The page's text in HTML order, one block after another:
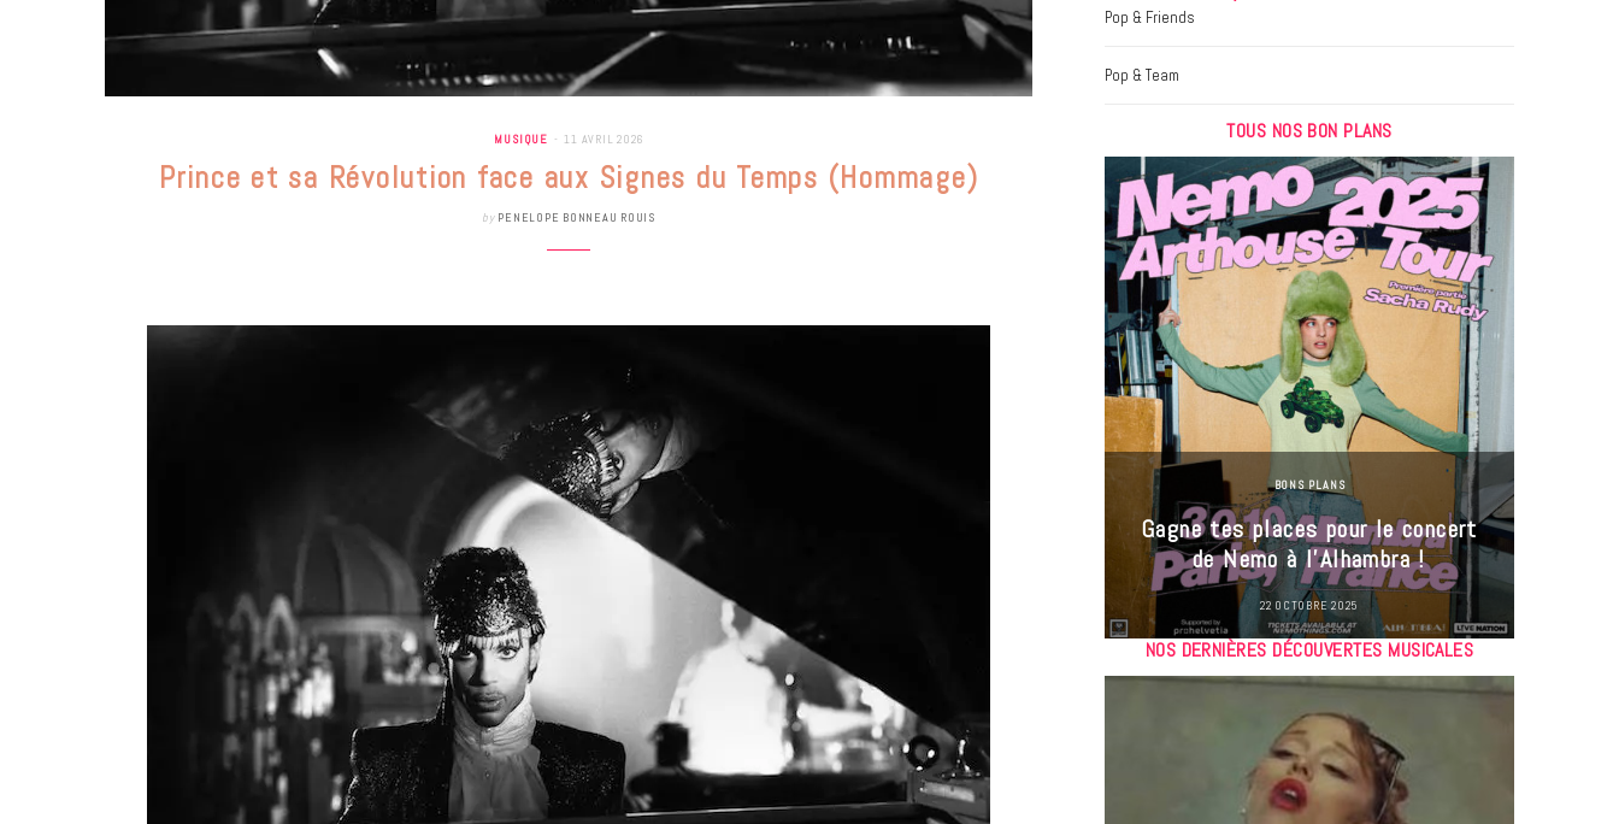
MUSIQUE 11 AVRIL 2026
Prince et sa Révolution face aux Signes du Temps (Hommage)
by PENELOPE BONNEAU ROUIS
Pop & Friends
Pop & Team
TOUS NOS BON PLANS
BONS PLANS
Gagne tes places pour le concert
de Nemo à l’Alhambra !
22 OCTOBRE 2025
NOS DERNIÈRES DÉCOUVERTES MUSICALES